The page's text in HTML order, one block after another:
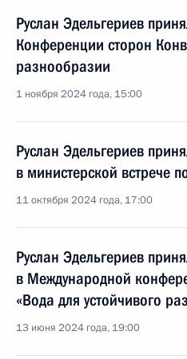
Руслан Эдельгериев
Конференции сторон
разнообразии
1 ноября 2024 года, 15:00
Руслан Эдельгериев
в министерской встрече
11 октября 2024 года, 17:00
Руслан Эдельгериев
в Международной
«Вода для устойчивого
13 июня 2024 года, 19:00